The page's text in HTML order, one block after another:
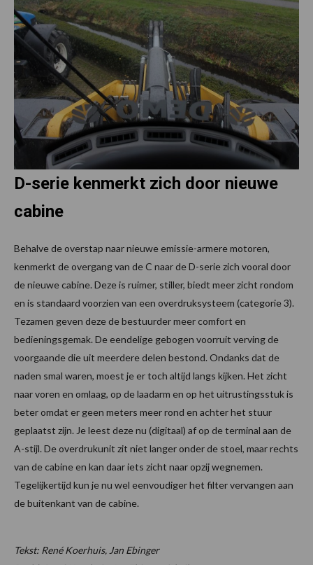
D-serie kenmerkt zich door nieuwe
cabine
Behalve de overstap naar nieuwe emissie-armere motoren,
kenmerkt de overgang van de C naar de D-serie zich vooral door
de nieuwe cabine. Deze is ruimer, stiller, biedt meer zicht rondom
en is standaard voorzien van een overdruksysteem (categorie 3).
Tezamen geven deze de bestuurder meer comfort en
bedieningsgemak. De eendelige gebogen voorruit verving de
voorgaande die uit meerdere delen bestond. Ondanks dat de
naden smal waren, moest je er toch altijd langs kijken. Het zicht
naar voren en omlaag, op de laadarm en op het uitrustingsstuk is
beter omdat er geen meters meer rond en achter het stuur
geplaatst zijn. Je leest deze nu (digitaal) af op de terminal aan de
A-stijl. De overdrukunit zit niet langer onder de stoel, maar rechts
van de cabine en kan daar iets zicht naar opzij wegnemen.
Tegelijkertijd kun je nu wel eenvoudiger het filter vervangen aan
de buitenkant van de cabine.
Tekst: René Koerhuis, Jan Ebinger